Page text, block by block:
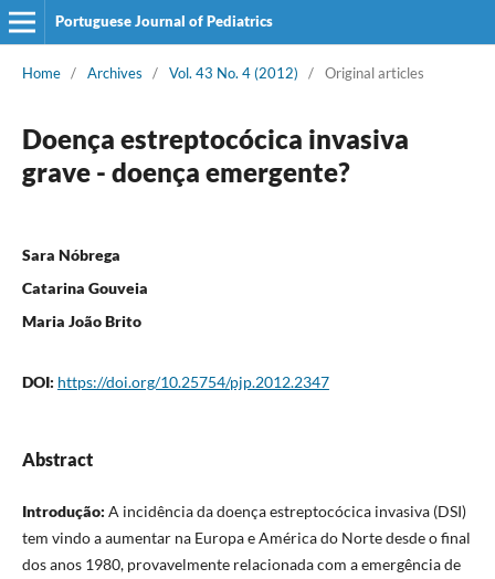
Portuguese Journal of Pediatrics
Home / Archives / Vol. 43 No. 4 (2012) / Original articles
Doença estreptocócica invasiva
grave - doença emergente?
Sara Nóbrega
Catarina Gouveia
Maria João Brito
DOI: https://doi.org/10.25754/pjp.2012.2347
Abstract
Introdução: A incidência da doença estreptocócica invasiva (DSI)
tem vindo a aumentar na Europa e América do Norte desde o final
dos anos 1980, provavelmente relacionada com a emergência de